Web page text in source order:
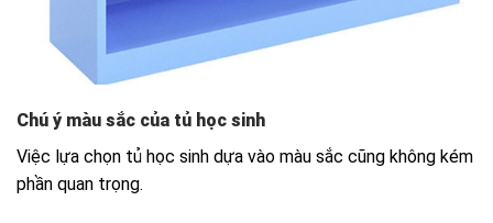
Chú ý màu sắc của tủ học sinh
Việc lựa chọn tủ học sinh dựa vào màu sắc cũng không kém
phần quan trọng.